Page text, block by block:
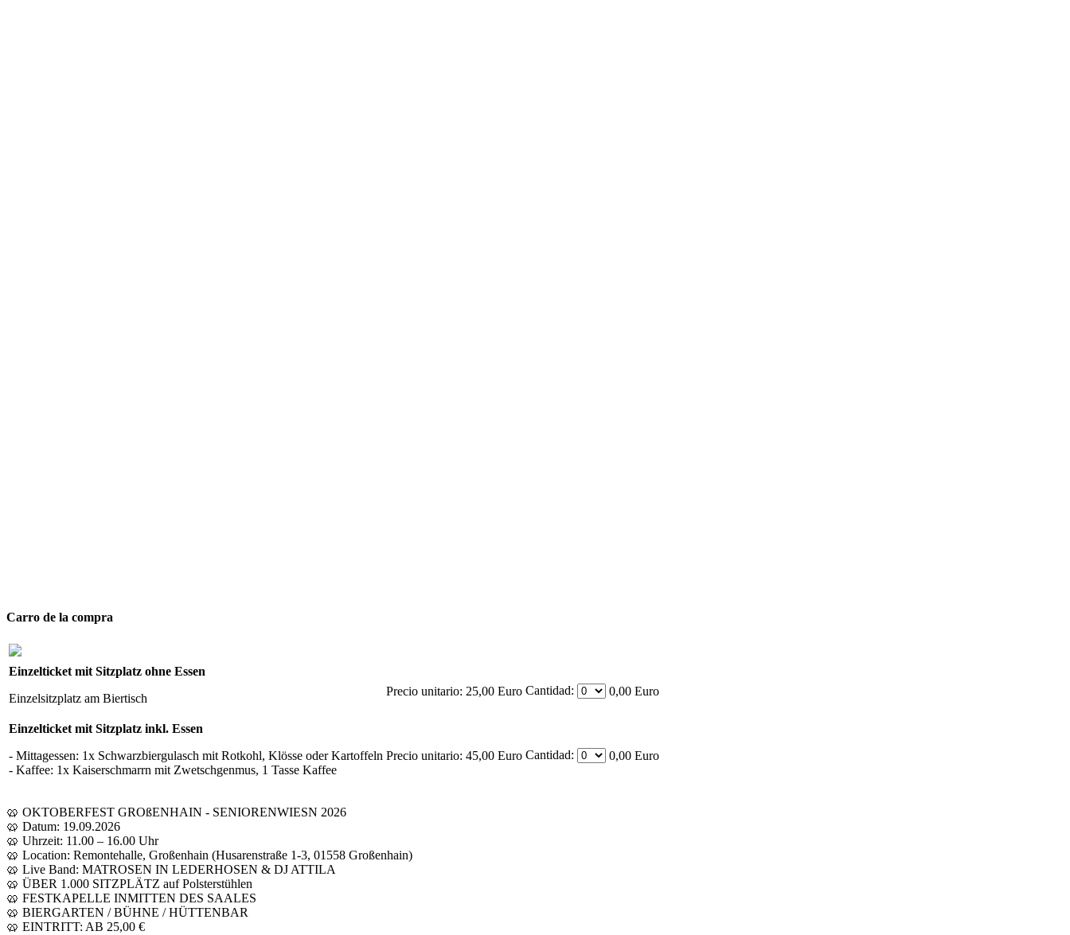
Carro de la compra
Einzelticket mit Sitzplatz ohne Essen
Einzelsitzplatz am Biertisch
Precio unitario: 25,00 Euro Cantidad: 0,00 Euro
Einzelticket mit Sitzplatz inkl. Essen
- Mittagessen: 1x Schwarzbiergulasch mit Rotkohl, Klösse oder Kartoffeln
- Kaffee: 1x Kaiserschmarrn mit Zwetschgenmus, 1 Tasse Kaffee
Precio unitario: 45,00 Euro Cantidad: 0,00 Euro
🥨 OKTOBERFEST GROßENHAIN - SENIORENWIESN 2026
🥨 Datum: 19.09.2026
🥨 Uhrzeit: 11.00 – 16.00 Uhr
🥨 Location: Remontehalle, Großenhain (Husarenstraße 1-3, 01558 Großenhain)
🥨 Live Band: MATROSEN IN LEDERHOSEN & DJ ATTILA
🥨 ÜBER 1.000 SITZPLÄTZ auf Polsterstühlen
🥨 FESTKAPELLE INMITTEN DES SAALES
🥨 BIERGARTEN / BÜHNE / HÜTTENBAR
🥨 EINTRITT: AB 25,00 €